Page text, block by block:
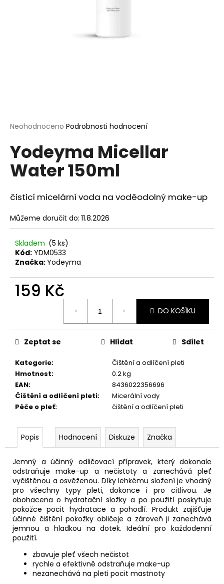
Průměrné
produktu
je
0,0
z
hvězdiček.
Neohodnoceno Podrobnosti hodnocení
Yodeyma Micellar
Water 150ml
čisticí micelární voda na voděodolný make-up
Můžeme doručit do: 11.8.2026
Skladem (5 ks)
Kód: YDM0533
Značka:Yodeyma
159 Kč
DO KOŠÍKU
Kategorie:
Čištění a odlíčení pleti
Hmotnost:
0.2 kg
EAN:
8436022356696
Čištění a odlíčení pleti:
Micerální vody
Péče o pleť: čištění a odlíčení pleti
Zeptat se Hlídat Sdílet
Popis Hodnocení Diskuze Značka
Jemný a účinný odličovací přípravek, který dokonale
odstraňuje make-up a nečistoty a zanechává pleť
vyčištěnou a osvěženou. Díky lehkému složení je vhodný
pro všechny typy pleti, dokonce i pro citlivou. Je
obohacena o hydratační složky a po použití poskytuje
pokožce pocit hydratace a pohodlí. Produkt zajišťuje
účinné čištění pokožky obličeje a zároveň ji zanechává
jemnou a hladkou na dotek. Ideální pro každodenní
použití.
zbavuje pleť všech nečistot
rychle a efektivně odstraňuje make-up
nezanechává na pleti pocit mastnoty
D
o
o
r
u
č
u
e
e
SERUM
ML
869
Kč